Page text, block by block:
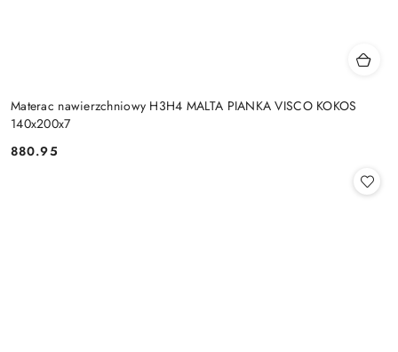
Materac nawierzchniowy H3H4 MALTA PIANKA VISCO KOKOS
140x200x7
Cena:
880.95